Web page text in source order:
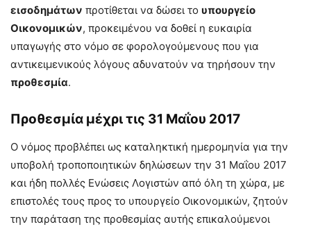
εισοδημάτων προτίθεται να δώσει το υπουργείο
Οικονομικών, προκειμένου να δοθεί η ευκαιρία
υπαγωγής στο νόμο σε φορολογούμενους που για
αντικειμενικούς λόγους αδυνατούν να τηρήσουν την
προθεσμία.
Προθεσμία μέχρι τις 31 Μαΐου 2017
Ο νόμος προβλέπει ως καταληκτική ημερομηνία για την
υποβολή τροποποιητικών δηλώσεων την 31 Μαΐου 2017
και ήδη πολλές Ενώσεις Λογιστών από όλη τη χώρα, με
επιστολές τους προς το υπουργείο Οικονομικών, ζητούν
την παράταση της προθεσμίας αυτής επικαλούμενοι